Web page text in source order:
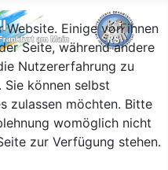
Einige von ihnen
Seite, während andere
Nutzererfahrung zu
können selbst
zulassen möchten. Bitte
womöglich nicht
zur Verfügung stehen.